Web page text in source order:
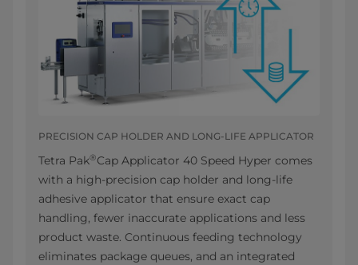
PRECISION CAP HOLDER AND LONG-LIFE APPLICATOR
Tetra Pak®Cap Applicator 40 Speed Hyper comes
with a high-precision cap holder and long-life
adhesive applicator that ensure exact cap
handling, fewer inaccurate applications and less
product waste. Continuous feeding technology
eliminates package queues, and an integrated